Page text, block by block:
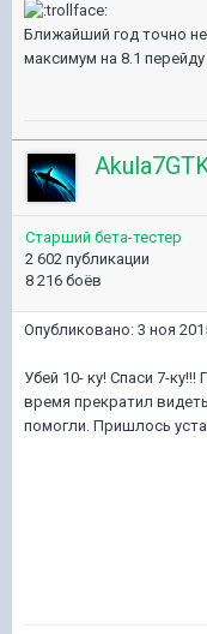
Ближайший год точно
максимум на 8.1 перейду
Старший бета-тестер
2 602 публикации
8 216 боёв
Опубликовано: 3 ноя
Убей 10- ку! Спаси 7-
время прекратил
помогли. Пришлось